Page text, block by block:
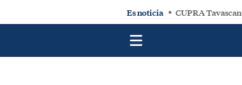
Es noticia CUPRA Tavascan